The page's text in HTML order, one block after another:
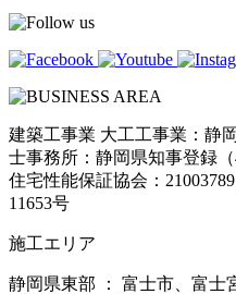
建築工事業 大工工事業：静
士事務所：静岡県知事登録
住宅性能保証協会：
11653号
施工エリア
静岡県東部 ： 富士市、富士